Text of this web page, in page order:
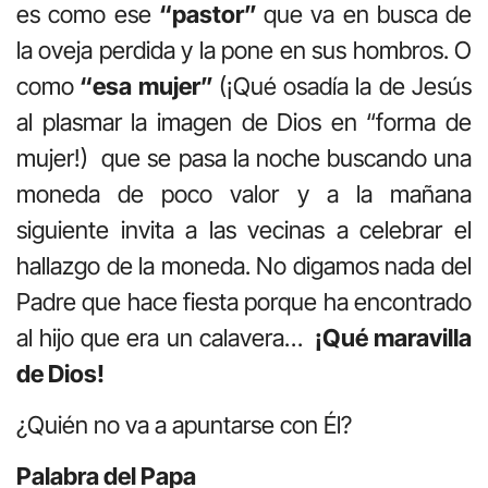
es como ese “pastor” que va en busca de
la oveja perdida y la pone en sus hombros. O
como “esa mujer” (¡Qué osadía la de Jesús
al plasmar la imagen de Dios en “forma de
mujer!) que se pasa la noche buscando una
moneda de poco valor y a la mañana
siguiente invita a las vecinas a celebrar el
hallazgo de la moneda. No digamos nada del
Padre que hace fiesta porque ha encontrado
al hijo que era un calavera… ¡Qué maravilla
de Dios!
¿Quién no va a apuntarse con Él?
Palabra del Papa